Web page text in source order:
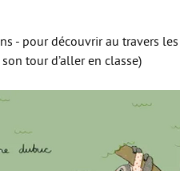
- pour découvrir au travers
tour d’aller en classe)